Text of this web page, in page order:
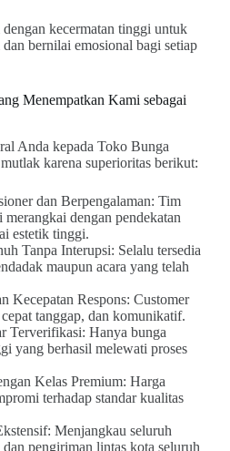
kecermatan tinggi untuk
bernilai emosional bagi setiap
Menempatkan Kami sebagai
Anda kepada Toko Bunga
karena superioritas berikut:
dan Berpengalaman: Tim
merangkai dengan pendekatan
estetik tinggi.
Tanpa Interupsi: Selalu tersedia
maupun acara yang telah
Kecepatan Respons: Customer
tanggap, dan komunikatif.
Terverifikasi: Hanya bunga
yang berhasil melewati proses
Kelas Premium: Harga
terhadap standar kualitas
Menjangkau seluruh
pengiriman lintas kota seluruh